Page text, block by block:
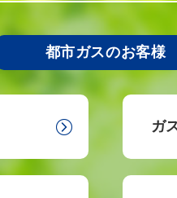
都市ガスのお客様
ガ